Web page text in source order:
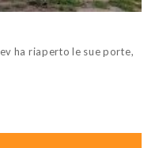
ha riaperto le sue porte,